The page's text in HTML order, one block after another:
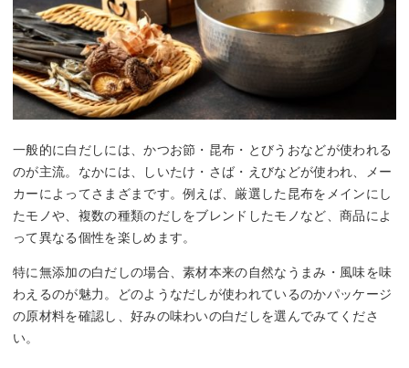
一般的に白だしには、かつお節・昆布・とびうおなどが使われる
のが主流。なかには、しいたけ・さば・えびなどが使われ、メー
カーによってさまざまです。例えば、厳選した昆布をメインにし
たモノや、複数の種類のだしをブレンドしたモノなど、商品によ
って異なる個性を楽しめます。
特に無添加の白だしの場合、素材本来の自然なうまみ・風味を味
わえるのが魅力。どのようなだしが使われているのかパッケージ
の原材料を確認し、好みの味わいの白だしを選んでみてくださ
い。